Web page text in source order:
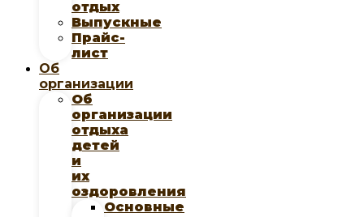
отдых
Выпускные
Прайс-
лист
Об
организации
Об
организации
отдыха
детей
и
их
оздоровления
Основные